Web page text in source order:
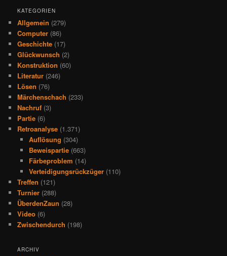
KATEGORIEN
Allgemein (279)
Computer (86)
Geschichte (17)
Glückwunsch (2)
Konstruktion (60)
Literatur (246)
Lösen (76)
Märchenschach (233)
Nachruf (3)
Partie (6)
Retroanalyse (1.371)
Auflösung (304)
Beweispartie(663)
Färbeproblem (14)
Verteidigungsrückzüger(110)
Treffen (121)
Turnier (288)
ÜberdenZaun (28)
Video (6)
Zwischendurch (198)
ARCHIV